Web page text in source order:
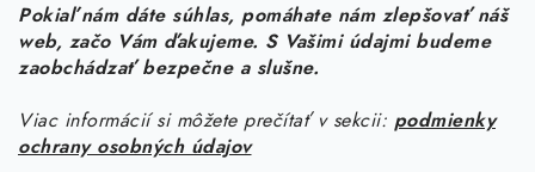
Pokiaľ nám dáte súhlas, pomáhate nám zlepšovať náš
web, začo Vám ďakujeme. S Vašimi údajmi budeme
zaobchádzať bezpečne a slušne.
Viac informácií si môžete prečítať v sekcii: podmienky
ochrany osobných údajov
Informácie pre vás